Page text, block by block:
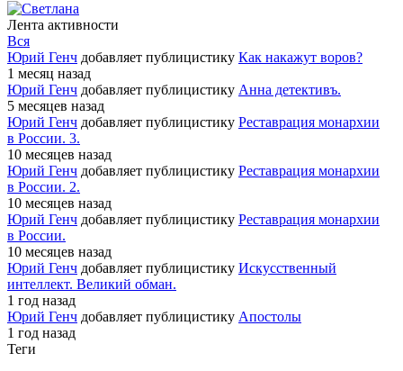
Лента активности
Вся
Юрий Генч добавляет публицистику Как накажут воров?
1 месяц назад
Юрий Генч добавляет публицистику Анна детективъ.
5 месяцев назад
Юрий Генч добавляет публицистику Реставрация монархии
в России. 3.
10 месяцев назад
Юрий Генч добавляет публицистику Реставрация монархии
в России. 2.
10 месяцев назад
Юрий Генч добавляет публицистику Реставрация монархии
в России.
10 месяцев назад
Юрий Генч добавляет публицистику Искусственный
интеллект. Великий обман.
1 год назад
Юрий Генч добавляет публицистику Апостолы
1 год назад
Теги